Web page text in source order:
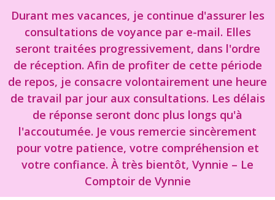
Durant mes vacances, je continue d'assurer les
consultations de voyance par e-mail. Elles
seront traitées progressivement, dans l'ordre
de réception. Afin de profiter de cette période
de repos, je consacre volontairement une heure
de travail par jour aux consultations. Les délais
de réponse seront donc plus longs qu'à
l'accoutumée. Je vous remercie sincèrement
pour votre patience, votre compréhension et
votre confiance. À très bientôt, Vynnie – Le
Comptoir de Vynnie